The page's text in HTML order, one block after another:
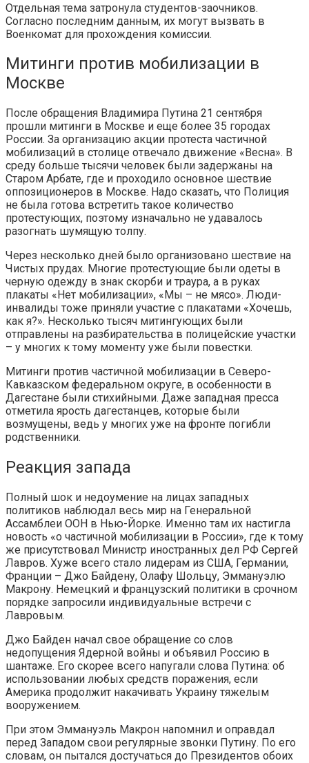
Отдельная тема затронула студентов-заочников.
Согласно последним данным, их могут вызвать в
Военкомат для прохождения комиссии.
Митинги против мобилизации в
Москве
После обращения Владимира Путина 21 сентября
прошли митинги в Москве и еще более 35 городах
России. За организацию акции протеста частичной
мобилизаций в столице отвечало движение «Весна». В
среду больше тысячи человек были задержаны на
Старом Арбате, где и проходило основное шествие
оппозиционеров в Москве. Надо сказать, что Полиция
не была готова встретить такое количество
протестующих, поэтому изначально не удавалось
разогнать шумящую толпу.
Через несколько дней было организовано шествие на
Чистых прудах. Многие протестующие были одеты в
черную одежду в знак скорби и траура, а в руках
плакаты «Нет мобилизации», «Мы – не мясо». Люди-
инвалиды тоже приняли участие с плакатами «Хочешь,
как я?». Несколько тысяч митингующих были
отправлены на разбирательства в полицейские участки
– у многих к тому моменту уже были повестки.
Митинги против частичной мобилизации в Северо-
Кавказском федеральном округе, в особенности в
Дагестане были стихийными. Даже западная пресса
отметила ярость дагестанцев, которые были
возмущены, ведь у многих уже на фронте погибли
родственники.
Реакция запада
Полный шок и недоумение на лицах западных
политиков наблюдал весь мир на Генеральной
Ассамблеи ООН в Нью-Йорке. Именно там их настигла
новость «о частичной мобилизации в России», где к тому
же присутствовал Министр иностранных дел РФ Сергей
Лавров. Хуже всего стало лидерам из США, Германии,
Франции – Джо Байдену, Олафу Шольцу, Эммануэлю
Макрону. Немецкий и французский политики в срочном
порядке запросили индивидуальные встречи с
Лавровым.
Джо Байден начал свое обращение со слов
недопущения Ядерной войны и объявил Россию в
шантаже. Его скорее всего напугали слова Путина: об
использовании любых средств поражения, если
Америка продолжит накачивать Украину тяжелым
вооружением.
При этом Эммануэль Макрон напомнил и оправдал
перед Западом свои регулярные звонки Путину. По его
словам, он пытался достучаться до Президентов обоих